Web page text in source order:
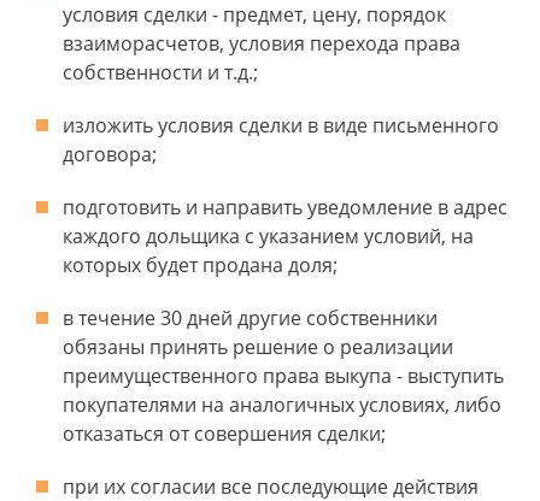
условия сделки - предмет, цену, порядок
взаиморасчетов, условия перехода права
собственности и т.д.;
изложить условия сделки в виде письменного
договора;
подготовить и направить уведомление в адрес
каждого дольщика с указанием условий, на
которых будет продана доля;
в течение 30 дней другие собственники
обязаны принять решение о реализации
преимущественного права выкупа - выступить
покупателями на аналогичных условиях, либо
отказаться от совершения сделки;
при их согласии все последующие действия